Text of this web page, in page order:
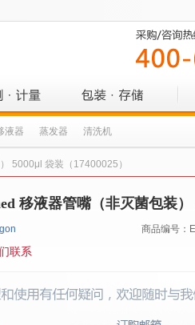
液器 蒸发器 清洗机
5000μl 袋装（17400025）
移液器管嘴（非灭菌包装）
商品编号：
联系